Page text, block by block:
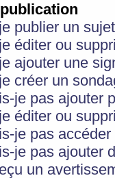
publier un
éditer ou
ajouter une
créer un
je pas ajouter
éditer ou
je pas
je pas ajouter
un